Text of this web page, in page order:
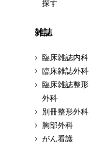
探す
雑誌
臨床雑誌内科
臨床雑誌外科
臨床雑誌整形
外科
別冊整形外科
胸部外科
がん看護